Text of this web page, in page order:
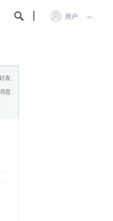
用户
友
息